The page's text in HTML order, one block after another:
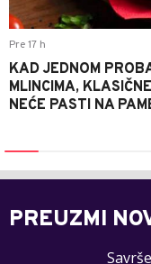
Pre 17 h
KAD JEDNOM
MLINCIMA,
NEĆE PASTI NA
PREUZMI